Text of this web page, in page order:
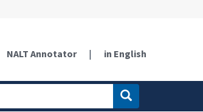
NALT Annotator | in English